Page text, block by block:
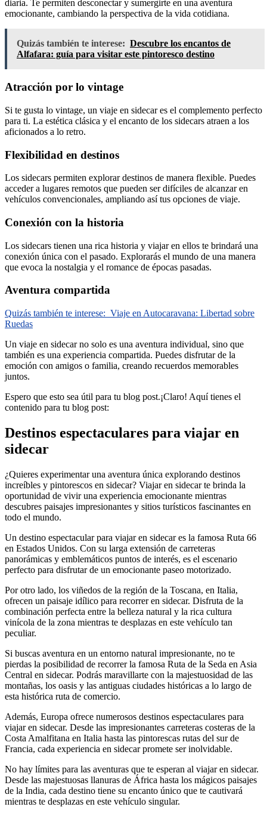
diaria. Te permiten desconectar y sumergirte en una aventura
emocionante, cambiando la perspectiva de la vida cotidiana.
Quizás también te interese: Descubre los encantos de
Alfafara: guía para visitar este pintoresco destino
Atracción por lo vintage
Si te gusta lo vintage, un viaje en sidecar es el complemento perfecto
para ti. La estética clásica y el encanto de los sidecars atraen a los
aficionados a lo retro.
Flexibilidad en destinos
Los sidecars permiten explorar destinos de manera flexible. Puedes
acceder a lugares remotos que pueden ser difíciles de alcanzar en
vehículos convencionales, ampliando así tus opciones de viaje.
Conexión con la historia
Los sidecars tienen una rica historia y viajar en ellos te brindará una
conexión única con el pasado. Explorarás el mundo de una manera
que evoca la nostalgia y el romance de épocas pasadas.
Aventura compartida
Quizás también te interese: Viaje en Autocaravana: Libertad sobre
Ruedas
Un viaje en sidecar no solo es una aventura individual, sino que
también es una experiencia compartida. Puedes disfrutar de la
emoción con amigos o familia, creando recuerdos memorables
juntos.
Espero que esto sea útil para tu blog post.¡Claro! Aquí tienes el
contenido para tu blog post:
Destinos espectaculares para viajar en
sidecar
¿Quieres experimentar una aventura única explorando destinos
increíbles y pintorescos en sidecar? Viajar en sidecar te brinda la
oportunidad de vivir una experiencia emocionante mientras
descubres paisajes impresionantes y sitios turísticos fascinantes en
todo el mundo.
Un destino espectacular para viajar en sidecar es la famosa Ruta 66
en Estados Unidos. Con su larga extensión de carreteras
panorámicas y emblemáticos puntos de interés, es el escenario
perfecto para disfrutar de un emocionante paseo motorizado.
Por otro lado, los viñedos de la región de la Toscana, en Italia,
ofrecen un paisaje idílico para recorrer en sidecar. Disfruta de la
combinación perfecta entre la belleza natural y la rica cultura
vinícola de la zona mientras te desplazas en este vehículo tan
peculiar.
Si buscas aventura en un entorno natural impresionante, no te
pierdas la posibilidad de recorrer la famosa Ruta de la Seda en Asia
Central en sidecar. Podrás maravillarte con la majestuosidad de las
montañas, los oasis y las antiguas ciudades históricas a lo largo de
esta histórica ruta de comercio.
Además, Europa ofrece numerosos destinos espectaculares para
viajar en sidecar. Desde las impresionantes carreteras costeras de la
Costa Amalfitana en Italia hasta las pintorescas rutas del sur de
Francia, cada experiencia en sidecar promete ser inolvidable.
No hay límites para las aventuras que te esperan al viajar en sidecar.
Desde las majestuosas llanuras de África hasta los mágicos paisajes
de la India, cada destino tiene su encanto único que te cautivará
mientras te desplazas en este vehículo singular.